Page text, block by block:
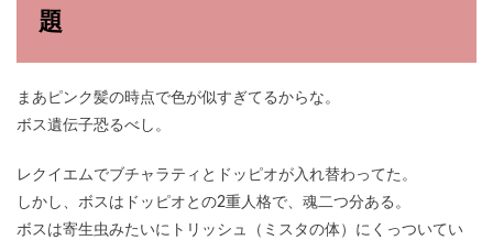
題
まあピンク髪の時点で色が似すぎてるからな。
ボス遺伝子恐るべし。
レクイエムでブチャラティとドッピオが入れ替わってた。
しかし、ボスはドッピオとの2重人格で、魂二つ分ある。
ボスは寄生虫みたいにトリッシュ（ミスタの体）にくっついてい